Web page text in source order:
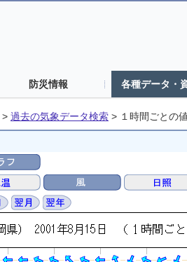
防災情報 各種データ・
> 過去の気象データ検索 > １時間ごとの